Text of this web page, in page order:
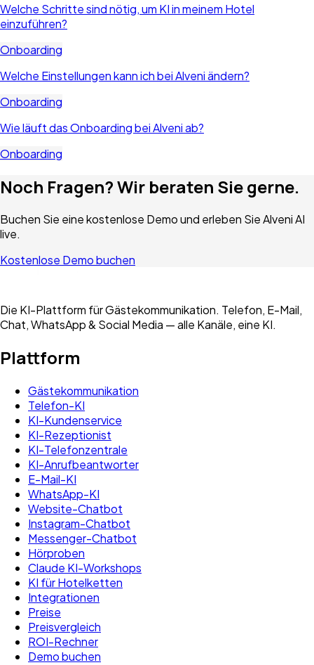
Welche Schritte sind nötig, um KI in meinem Hotel
einzuführen?
Onboarding
Welche Einstellungen kann ich bei Alveni ändern?
Onboarding
Wie läuft das Onboarding bei Alveni ab?
Onboarding
Noch Fragen? Wir beraten Sie gerne.
Buchen Sie eine kostenlose Demo und erleben Sie Alveni AI
live.
Kostenlose Demo buchen
Die KI-Plattform für Gästekommunikation. Telefon, E-Mail,
Chat, WhatsApp & Social Media — alle Kanäle, eine KI.
Plattform
Gästekommunikation
Telefon-KI
KI-Kundenservice
KI-Rezeptionist
KI-Telefonzentrale
KI-Anrufbeantworter
E-Mail-KI
WhatsApp-KI
Website-Chatbot
Instagram-Chatbot
Messenger-Chatbot
Hörproben
Claude KI-Workshops
KI für Hotelketten
Integrationen
Preise
Preisvergleich
ROI-Rechner
Demo buchen